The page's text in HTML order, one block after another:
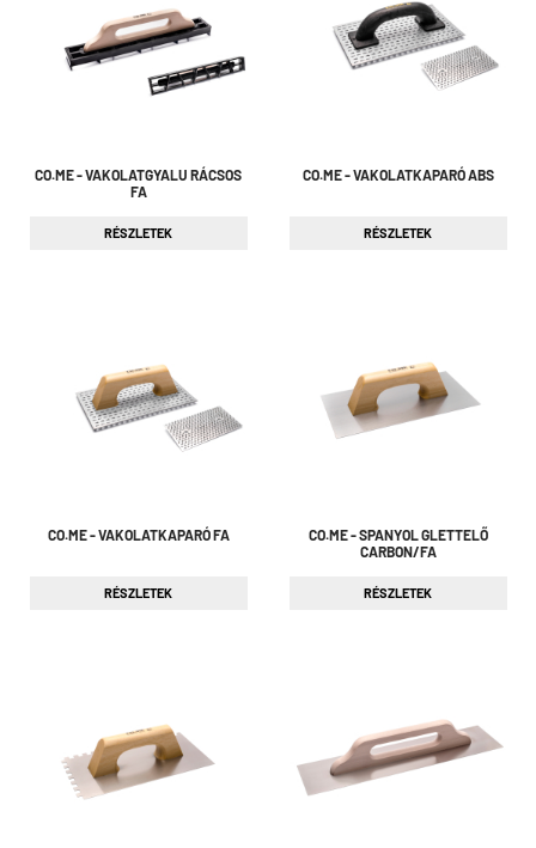
CO.ME - VAKOLATGYALU RÁCSOS
FA
RÉSZLETEK
CO.ME - VAKOLATKAPARÓ ABS
RÉSZLETEK
CO.ME - VAKOLATKAPARÓ FA
RÉSZLETEK
CO.ME - SPANYOL GLETTELŐ
CARBON/FA
RÉSZLETEK